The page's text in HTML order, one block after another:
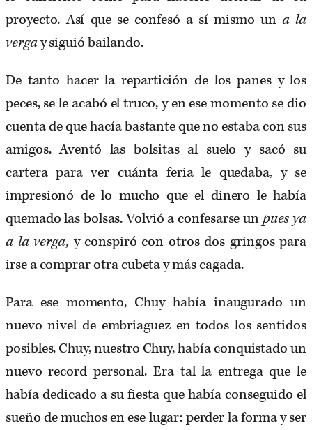
proyecto. Así que se confesó a sí mismo una la
vergay siguió bailando.
De tanto hacer la repartición de los panes y los
peces, se le acabó el truco, y en ese momento se dio
cuenta de que hacía bastante que no estaba con sus
amigos. Aventó las bolsitas al suelo y sacó su
cartera para ver cuánta feria le quedaba, y se
impresionó de lo mucho que el dinero le había
quemado las bolsas. Volvió a confesarse unpues ya
a la verga,y conspiró con otros dos gringos para
irse a comprar otra cubeta y más cagada.
Para ese momento, Chuy había inaugurado un
nuevo nivel de embriaguez en todos los sentidos
posibles. Chuy, nuestro Chuy, había conquistado un
nuevo record personal. Era tal la entrega que le
había dedicado a su fiesta que había conseguido el
sueño de muchos en ese lugar: perder la forma y ser